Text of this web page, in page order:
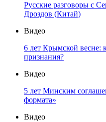
Русские разговоры с
Дроздов (Китай)
Видео
6 лет Крымской весне:
признания?
Видео
5 лет Минским
формата»
Видео